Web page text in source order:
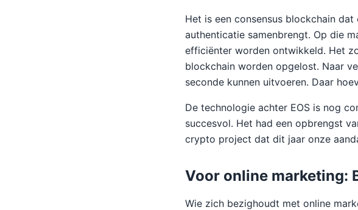
Het is een consensus blockchain
authenticatie samenbrengt. Op die
efficiënter worden ontwikkeld. Het
blockchain worden opgelost. Naar
seconde kunnen uitvoeren. Daar
De technologie achter EOS is nog
succesvol. Het had een opbrengst
crypto project dat dit jaar onze
Voor online marketing:
Wie zich bezighoudt met online